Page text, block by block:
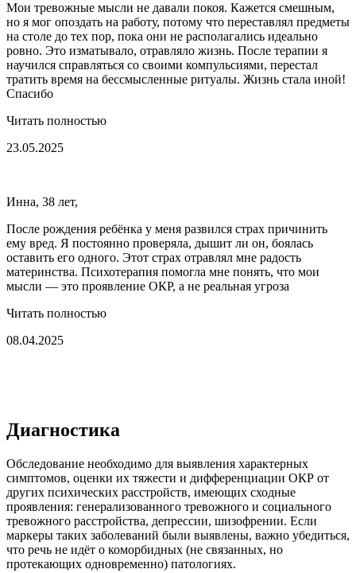
Мои тревожные мысли не давали покоя. Кажется смешным,
но я мог опоздать на работу, потому что переставлял предметы
на столе до тех пор, пока они не располагались идеально
ровно. Это изматывало, отравляло жизнь. После терапии я
научился справляться со своими компульсиями, перестал
тратить время на бессмысленные ритуалы. Жизнь стала иной!
Спасибо
Читать полностью
23.05.2025
Инна, 38 лет,
После рождения ребёнка у меня развился страх причинить
ему вред. Я постоянно проверяла, дышит ли он, боялась
оставить его одного. Этот страх отравлял мне радость
материнства. Психотерапия помогла мне понять, что мои
мысли — это проявление ОКР, а не реальная угроза
Читать полностью
08.04.2025
Диагностика
Обследование необходимо для выявления характерных
симптомов, оценки их тяжести и дифференциации ОКР от
других психических расстройств, имеющих сходные
проявления: генерализованного тревожного и социального
тревожного расстройства, депрессии, шизофрении. Если
маркеры таких заболеваний были выявлены, важно убедиться,
что речь не идёт о коморбидных (не связанных, но
протекающих одновременно) патологиях.